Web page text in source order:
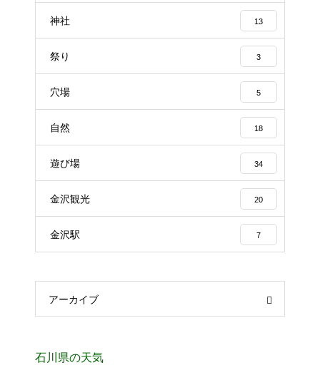
神社 13
祭り 3
穴場 5
自然 18
遊び場 34
金沢観光 20
金沢駅 7
アーカイブ
石川県の天気